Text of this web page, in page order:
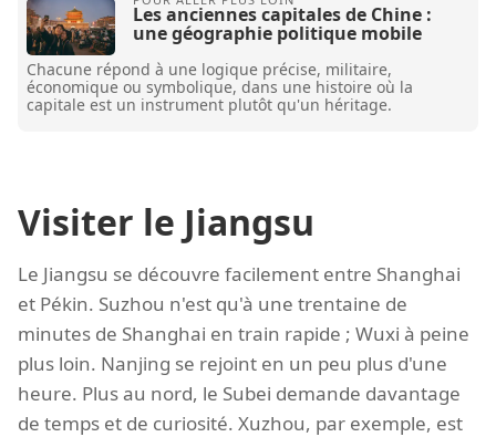
Les anciennes capitales de Chine :
une géographie politique mobile
Chacune répond à une logique précise, militaire,
économique ou symbolique, dans une histoire où la
capitale est un instrument plutôt qu'un héritage.
Visiter le Jiangsu
Le Jiangsu se découvre facilement entre Shanghai
et Pékin. Suzhou n'est qu'à une trentaine de
minutes de Shanghai en train rapide ; Wuxi à peine
plus loin. Nanjing se rejoint en un peu plus d'une
heure. Plus au nord, le Subei demande davantage
de temps et de curiosité. Xuzhou, par exemple, est